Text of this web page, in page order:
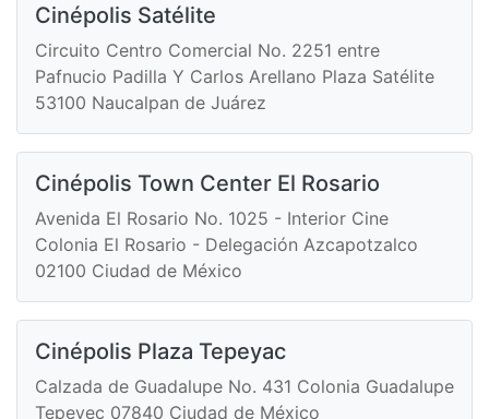
Cinépolis Satélite
Circuito Centro Comercial No. 2251 entre
Pafnucio Padilla Y Carlos Arellano Plaza Satélite
53100 Naucalpan de Juárez
Cinépolis Town Center El Rosario
Avenida El Rosario No. 1025 - Interior Cine
Colonia El Rosario - Delegación Azcapotzalco
02100 Ciudad de México
Cinépolis Plaza Tepeyac
Calzada de Guadalupe No. 431 Colonia Guadalupe
Tepeyec 07840 Ciudad de México